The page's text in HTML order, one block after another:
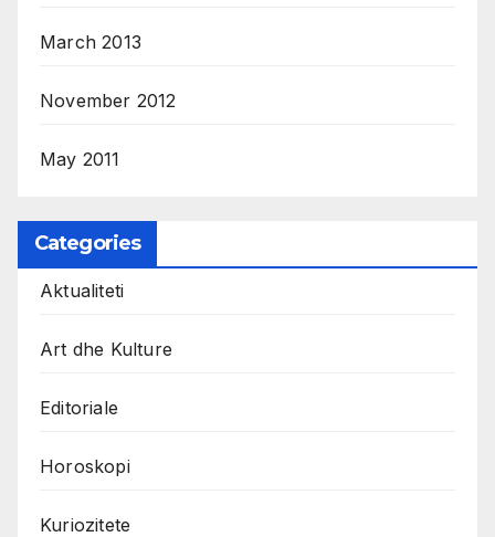
March 2013
November 2012
May 2011
Categories
Aktualiteti
Art dhe Kulture
Editoriale
Horoskopi
Kuriozitete